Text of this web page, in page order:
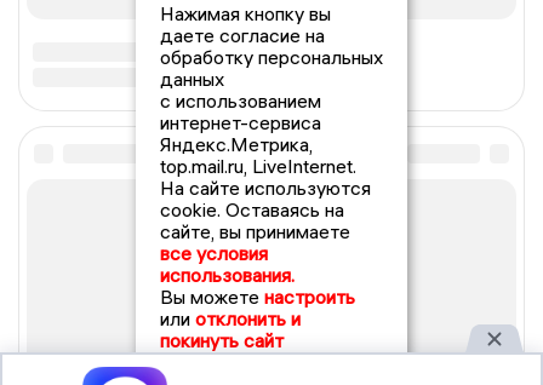
Нажимая кнопку вы
даете согласие на
обработку персональных
данных
с использованием
интернет-сервиса
Яндекс.Метрика,
top.mail.ru, LiveInternet.
На сайте используются
cookie. Оставаясь на
сайте, вы принимаете
все условия
использования.
Вы можете настроить
или отклонить и
покинуть сайт